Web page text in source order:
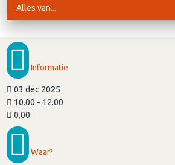
Alles van...
Informatie
03 dec 2025
10.00 - 12.00
0,00
Waar?